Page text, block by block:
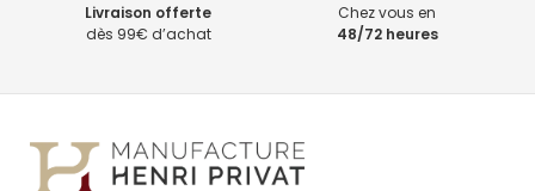
Livraison offerte
dès 99€ d’achat
Chez vous en
48/72 heures